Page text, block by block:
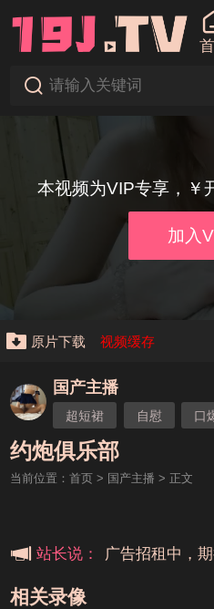
本视频为VIP专享，￥
加入
原片下载 视频缓存
国产主播
超短裙 自慰
口
国产主播
约炮俱乐部
当前位置： 首页> 国产主播 > 正文
站长说：
本站大事件(19j
广告招租中，
相关录像